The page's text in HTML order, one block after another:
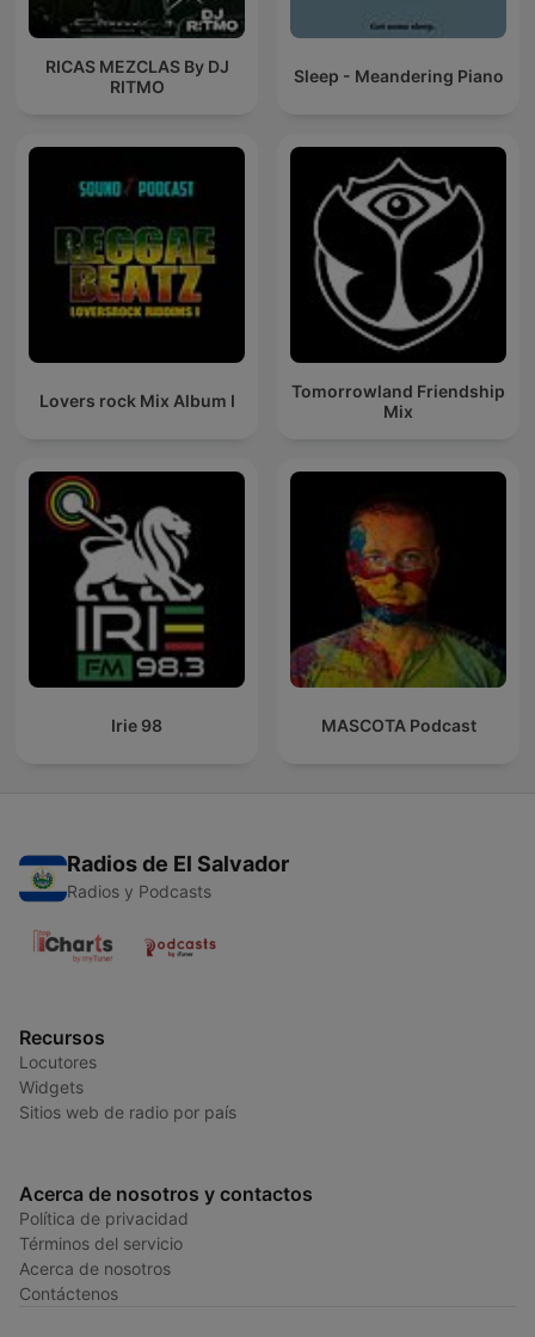
RICAS MEZCLAS By DJ
RITMO
Sleep - Meandering Piano
Lovers rock Mix Album I
Tomorrowland Friendship
Mix
Irie 98 MASCOTA Podcast
Radios de El Salvador
Radios y Podcasts
Recursos
Locutores
Widgets
Sitios web de radio por país
Acerca de nosotros y contactos
Política de privacidad
Términos del servicio
Acerca de nosotros
Contáctenos